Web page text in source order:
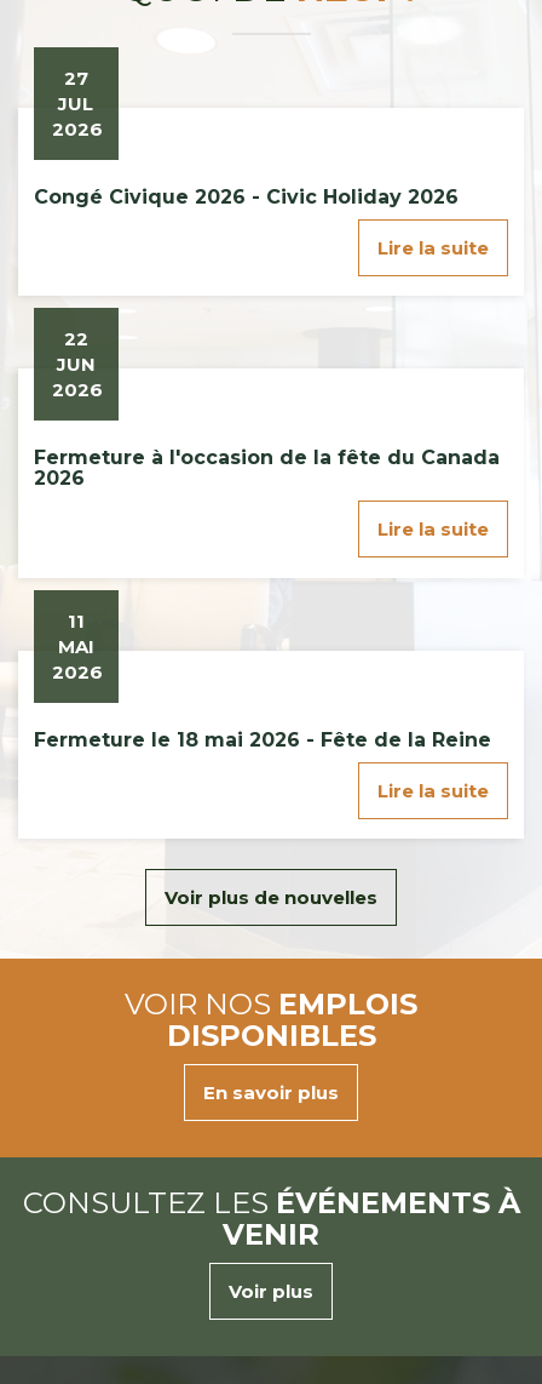
27
JUL
2026
Congé Civique 2026 - Civic Holiday 2026
Lire la suite
22
JUN
2026
Fermeture à l'occasion de la fête du Canada
2026
Lire la suite
11
MAI
2026
Fermeture le 18 mai 2026 - Fête de la Reine
Lire la suite
Voir plus de nouvelles
VOIR NOS EMPLOIS
DISPONIBLES
En savoir plus
CONSULTEZ LES ÉVÉNEMENTS À
VENIR
Voir plus